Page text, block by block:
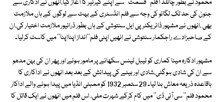
محمود نے بطور چائلڈ ا فلم ''قسمت'' سے اپنے کیرئیر کا آغاز کیا،انھوں نے ادکاری سے
جنون کی حد تک لگائو کی وجہ سے فلم انڈسٹری کے بہت سے لوگوں کے ہاں ملازمت
بھی ،انھوں نے مشہور ڈائریکٹر پی ایل سنتوشی کے ہاں بطور ڈرائیور ملازمت اختیار کی،ان
کے صاحبزادے راجکمار سنتوشی نے انھیں اپنی فلم''انداز اپنااپنا'' میں کاسٹ کرلیا۔
مشہور ادکارہ مینا کماری کو ٹیبل ٹینس سکھانے پر مامور ہوئے اور پھر ان کی بہن مدھو
سے ان کی شادی ہوگئی،شادی اور بیٹے کی پیدائش کے بعد بعد انھوں نے اداکاری کا
باقاعدہ ذریعہ معاش بنا لیا۔ 29 ستمبر 1932 کو ممبئی انڈیا میں پیدا ہونے والے اداکار
محمود فلم'' سی آئی ڈی'' میں کام کرکے شہرت ملی، اس فلم میں انھوں نے ایک قاتل کا